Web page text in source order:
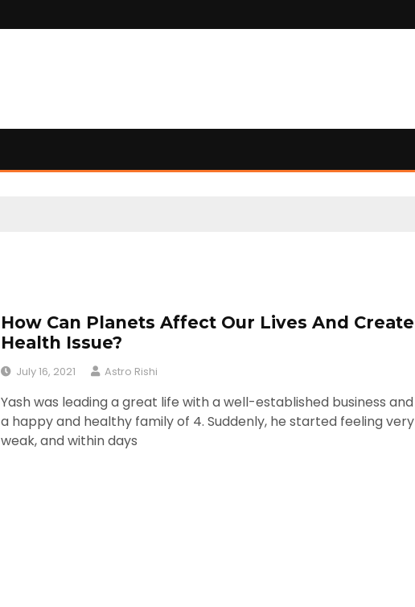
How Can Planets Affect Our Lives And Create
Health Issue?
July 16, 2021 Astro Rishi
Yash was leading a great life with a well-established business and
a happy and healthy family of 4. Suddenly, he started feeling very
weak, and within days